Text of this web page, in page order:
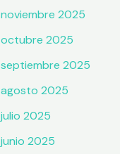
noviembre 2025
octubre 2025
septiembre 2025
agosto 2025
julio 2025
junio 2025